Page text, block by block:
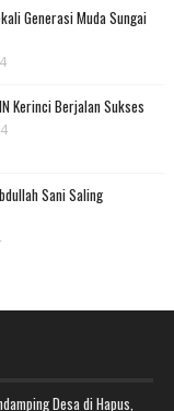
Generasi Muda Sungai
Kerinci Berjalan Sukses
Sani Saling
Desa di Hapus,